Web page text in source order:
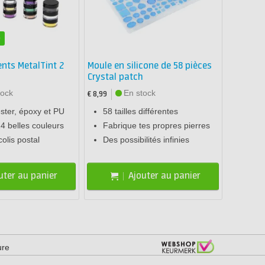
MetalTint 2
époxy et PU
belles couleurs
postal
au panier
Moule en silicone de 58 pièces
Crystal patch
€ 8,99
En stock
58 tailles différentes
Fabrique tes propres pierres
Des possibilités infinies
Ajouter au panier